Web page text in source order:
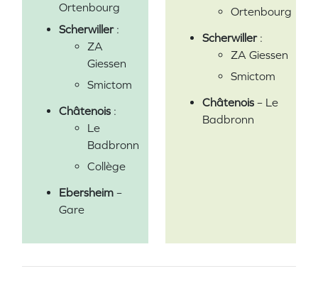
Ortenbourg
Scherwiller:
ZA
Giessen
Smictom
Châtenois :
Le
Badbronn
Collège
Ebersheim –
Gare
Ortenbourg
Scherwiller:
ZA Giessen
Smictom
Châtenois – Le
Badbronn